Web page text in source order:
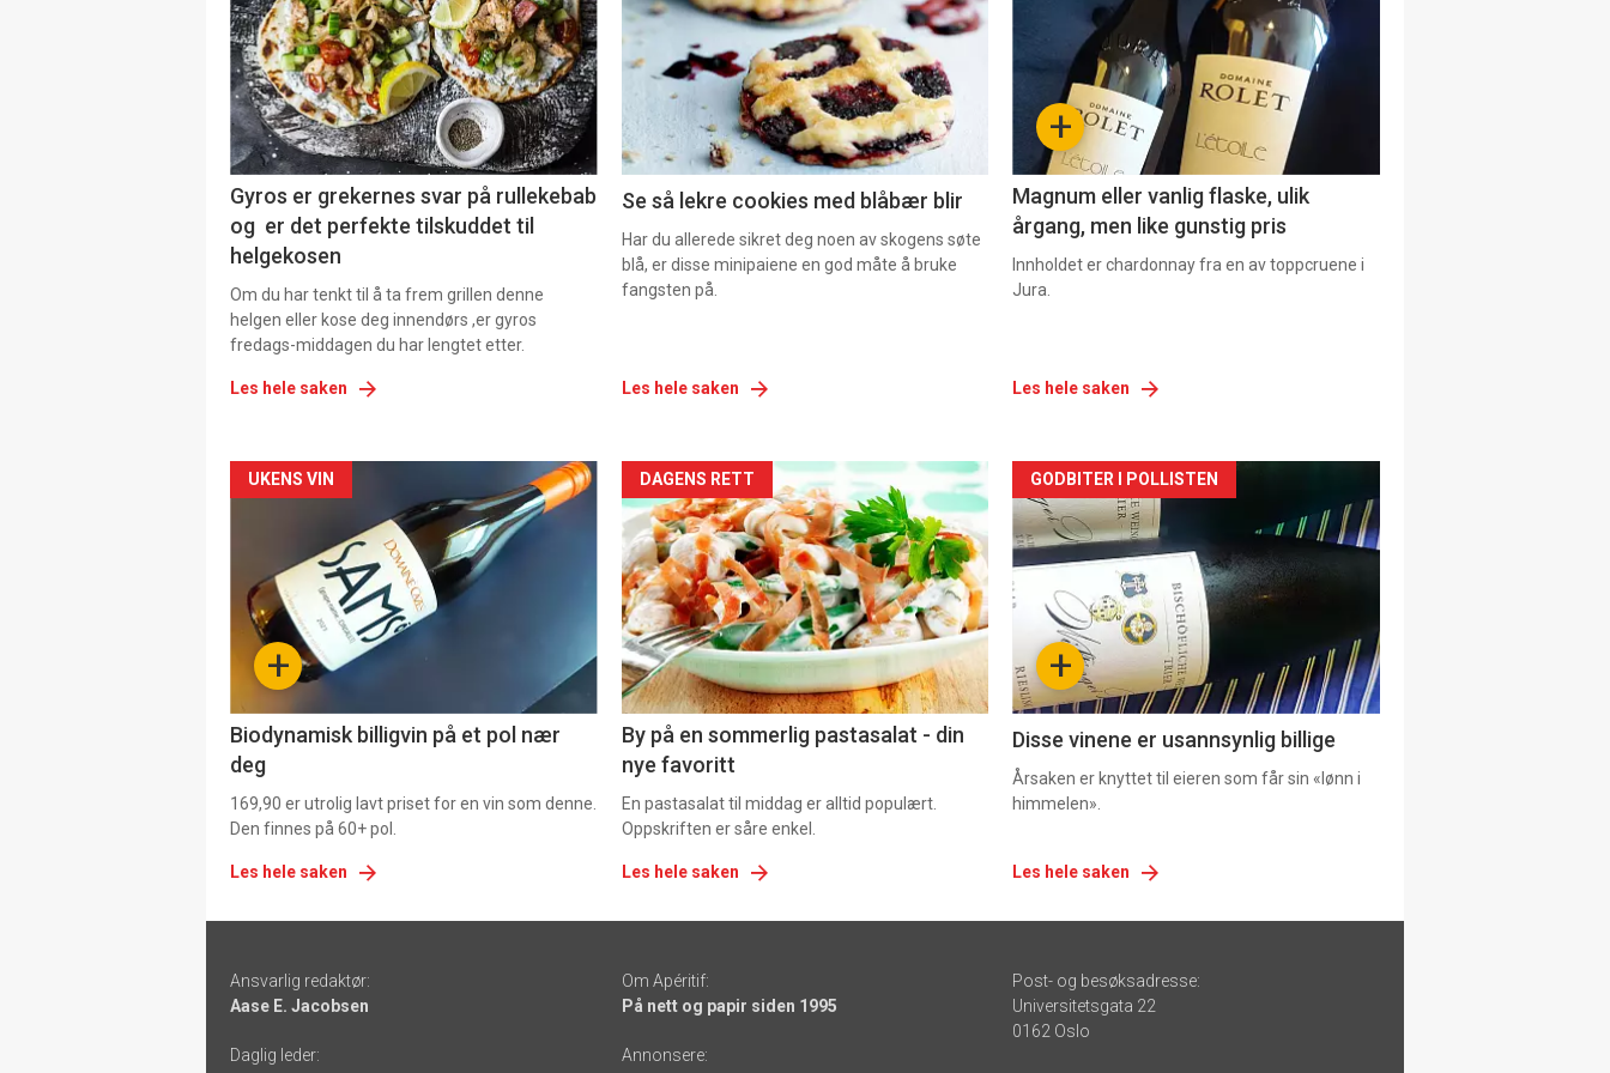
Gyros er grekernes svar på rullekebab
og er det perfekte tilskuddet til
helgekosen
Om du har tenkt til å ta frem grillen denne
helgen eller kose deg innendørs ,er gyros
fredags-middagen du har lengtet etter.
Les hele saken
nå
2
Se så lekre cookies med blåbær blir
Har du allerede sikret deg noen av skogens søte
blå, er disse minipaiene en god måte å bruke
fangsten på.
Les hele saken
nå
+
Magnum eller vanlig flaske, ulik
årgang, men like gunstig pris
Innholdet er chardonnay fra en av toppcruene i
Jura.
Les hele saken
Forsiden
akkurat
nå
-
+
UKENS VIN
Biodynamisk billigvin på et pol nær
deg
169,90 er utrolig lavt priset for en vin som denne.
Den finnes på 60+ pol.
Les hele saken
Forsiden
akkurat
nå
-
5
DAGENS RETT
By på en sommerlig pastasalat - din
nye favoritt
En pastasalat til middag er alltid populært.
Oppskriften er såre enkel.
Les hele saken
Forsiden
akkurat
nå
6 +
GODBITER I POLLISTEN
Disse vinene er usannsynlig billige
Årsaken er knyttet til eieren som får sin «lønn i
himmelen».
Les hele saken
-
links
Ansvarlig redaktør:
Aase E. Jacobsen
Daglig leder:
Om Apéritif:
På nett og papir siden 1995
Annonsere:
Post- og besøksadresse:
Universitetsgata 22
0162 Oslo